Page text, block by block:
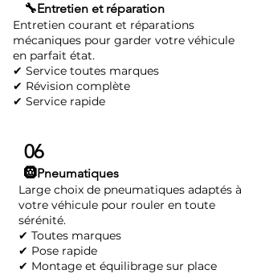
🔧Entretien et réparation
Entretien courant et réparations
mécaniques pour garder votre véhicule
en parfait état.
✔ Service toutes marques
✔ Révision complète
✔ Service rapide
06
🛞Pneumatiques
Large choix de pneumatiques adaptés à
votre véhicule pour rouler en toute
sérénité.
✔ Toutes marques
✔ Pose rapide
✔ Montage et équilibrage sur place